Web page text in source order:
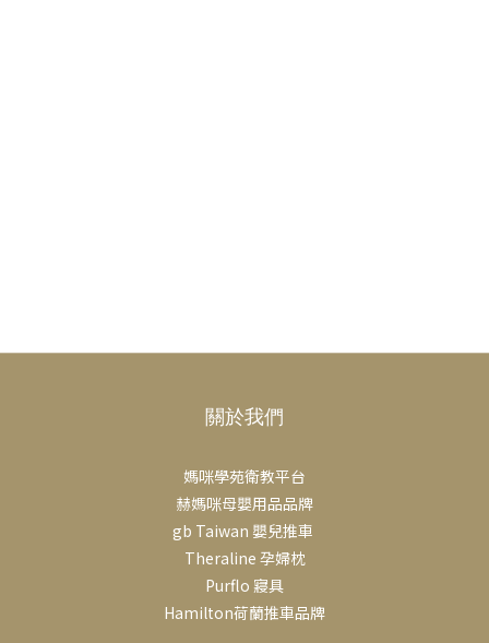
關於我們
媽咪學苑衛教平台
赫媽咪母嬰用品品牌
gb Taiwan 嬰兒推車
Theraline 孕婦枕
Purflo 寢具
Hamilton荷蘭推車品牌